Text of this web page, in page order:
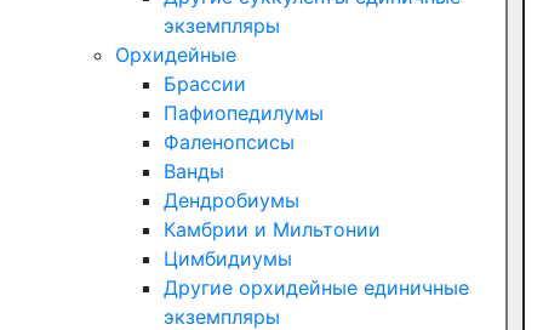
экземпляры
Орхидейные
Брассии
Пафиопедилумы
Фаленопсисы
Ванды
Дендробиумы
Камбрии и Мильтонии
Цимбидиумы
Другие орхидейные единичные
экземпляры